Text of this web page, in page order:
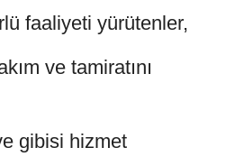
faaliyeti yürütenler,
ve tamiratını
gibisi hizmet